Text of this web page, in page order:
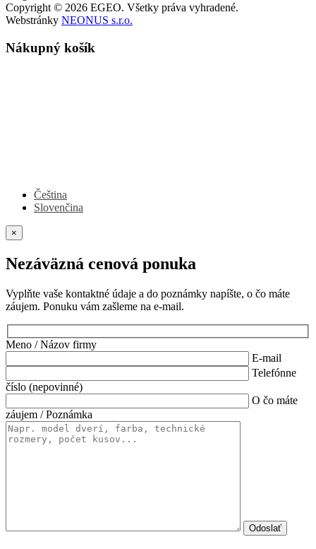
Copyright © 2026 EGEO. Všetky práva vyhradené.
Webstránky NEONUS s.r.o.
Nákupný košík
Čeština
Slovenčina
×
Nezáväzná cenová ponuka
Vyplňte vaše kontaktné údaje a do poznámky napíšte, o čo máte
záujem. Ponuku vám zašleme na e-mail.
Meno / Názov firmy
E-mail
Telefónne
číslo (nepovinné)
O čo máte
záujem / Poznámka